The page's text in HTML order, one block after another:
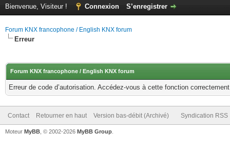
Bienvenue, Visiteur ! Connexion S’enregistrer
Forum KNX francophone / English KNX forum
Erreur
Forum KNX francophone / English KNX forum
Erreur de code d’autorisation. Accédez-vous à cette fonction
Contact Retourner en haut Version bas-débit (Archivé) Syndication RSS
Moteur MyBB , © 2002-2026 MyBB Group